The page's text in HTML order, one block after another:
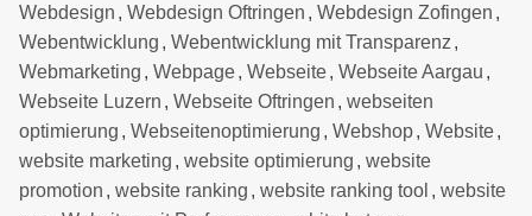
Webdesign , Webdesign Oftringen , Webdesign Zofingen ,
Webentwicklung , Webentwicklung mit Transparenz ,
Webmarketing , Webpage, Webseite, Webseite Aargau ,
Webseite Luzern , Webseite Oftringen , webseiten
optimierung , Webseitenoptimierung , Webshop, Website,
website marketing , website optimierung , website
promotion , website ranking , website ranking tool , website